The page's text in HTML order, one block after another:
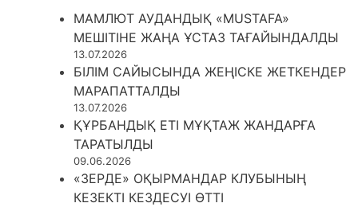
МАМЛЮТ АУДАНДЫҚ «MUSTAFA»
МЕШІТІНЕ ЖАҢА ҰСТАЗ ТАҒАЙЫНДАЛДЫ
13.07.2026
БІЛІМ САЙЫСЫНДА ЖЕҢІСКЕ ЖЕТКЕНДЕР
МАРАПАТТАЛДЫ
13.07.2026
ҚҰРБАНДЫҚ ЕТІ МҰҚТАЖ ЖАНДАРҒА
ТАРАТЫЛДЫ
09.06.2026
«ЗЕРДЕ» ОҚЫРМАНДАР КЛУБЫНЫҢ
КЕЗЕКТІ КЕЗДЕСУІ ӨТТІ